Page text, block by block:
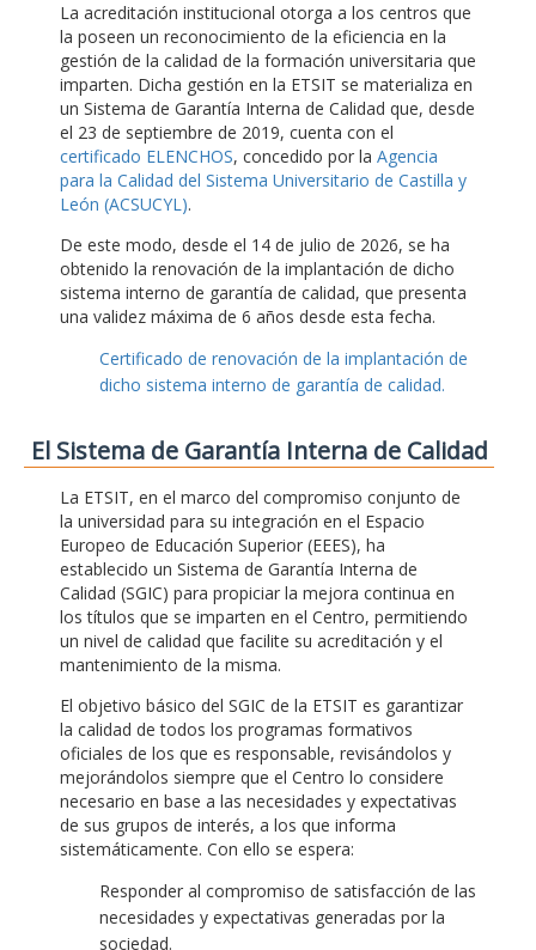
La acreditación institucional otorga a los centros que
la poseen un reconocimiento de la eficiencia en la
gestión de la calidad de la formación universitaria que
imparten. Dicha gestión en la ETSIT se materializa en
un Sistema de Garantía Interna de Calidad que, desde
el 23 de septiembre de 2019, cuenta con el
certificado ELENCHOS, concedido por la Agencia
para la Calidad del Sistema Universitario de Castilla y
León (ACSUCYL).
De este modo, desde el 14 de julio de 2026, se ha
obtenido la renovación de la implantación de dicho
sistema interno de garantía de calidad, que presenta
una validez máxima de 6 años desde esta fecha.
Certificado de renovación de la implantación de
dicho sistema interno de garantía de calidad.
El Sistema de Garantía Interna de Calidad
La ETSIT, en el marco del compromiso conjunto de
la universidad para su integración en el Espacio
Europeo de Educación Superior (EEES), ha
establecido un Sistema de Garantía Interna de
Calidad (SGIC) para propiciar la mejora continua en
los títulos que se imparten en el Centro, permitiendo
un nivel de calidad que facilite su acreditación y el
mantenimiento de la misma.
El objetivo básico del SGIC de la ETSIT es garantizar
la calidad de todos los programas formativos
oficiales de los que es responsable, revisándolos y
mejorándolos siempre que el Centro lo considere
necesario en base a las necesidades y expectativas
de sus grupos de interés, a los que informa
sistemáticamente. Con ello se espera:
Responder al compromiso de satisfacción de las
necesidades y expectativas generadas por la
sociedad.